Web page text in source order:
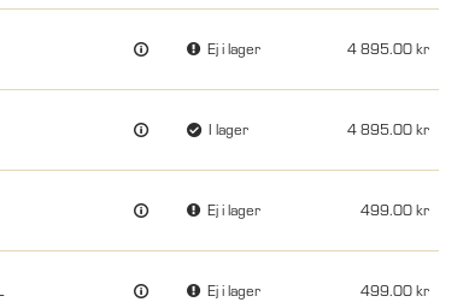
Ej i lager 4 895.00
I lager 4 895.00
Ej i lager 499.00
Ej i lager 499.00